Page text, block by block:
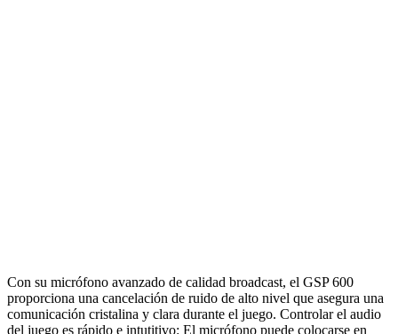
Con su micrófono avanzado de calidad broadcast, el GSP 600
proporciona una cancelación de ruido de alto nivel que asegura una
comunicación cristalina y clara durante el juego. Controlar el audio
del juego es rápido e intutitivo: El micrófono puede colocarse en